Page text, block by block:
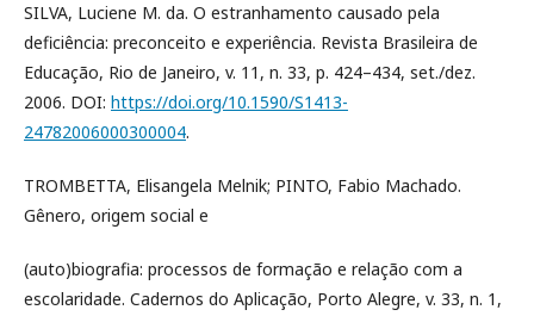
SILVA, Luciene M. da. O estranhamento causado pela
deficiência: preconceito e experiência. Revista Brasileira de
Educação, Rio de Janeiro, v. 11, n. 33, p. 424–434, set./dez.
2006. DOI: https://doi.org/10.1590/S1413-
24782006000300004.
TROMBETTA, Elisangela Melnik; PINTO, Fabio Machado.
Gênero, origem social e
(auto)biografia: processos de formação e relação com a
escolaridade. Cadernos do Aplicação, Porto Alegre, v. 33, n. 1,